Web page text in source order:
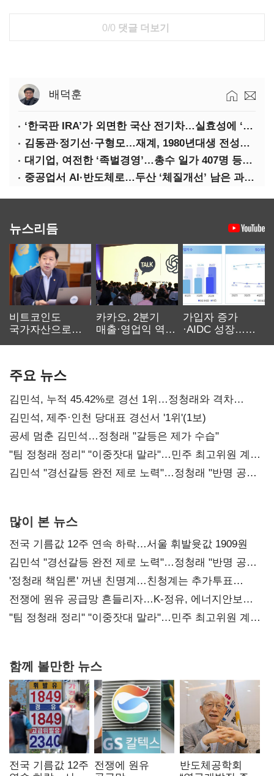
0/0 댓글 더보기
배덕훈
‘한국판 IRA’가 외면한 국산 전기차…실효성에 ‘의문’
김동관·정기선·구형모…재계, 1980년대생 전성시대
대기업, 여전한 ‘족벌경영’…총수 일가 407명 등기임원
중공업서 AI·반도체로…두산 ‘체질개선’ 남은 과제는
뉴스리듬
비트코인도
국가자산으로…'
카카오, 2분기
매출·영업익 역대
가입자 증가
·AIDC 성장…
주요 뉴스
김민석, 누적 45.42%로 경선 1위…정청래와 격차
0.86%p(2보)
김민석, 제주·인천 당대표 경선서 '1위'(1보)
공세 멈춘 김민석…정청래 "갈등은 제가 수습"
"팀 정청래 정리" "이중잣대 말라"…민주 최고위원 계파
다툼 격화
김민석 "경선갈등 완전 제로 노력"…정청래 "반명 공세
많이 본 뉴스
전국 기름값 12주 연속 하락…서울 휘발윳값 1909원
김민석 "경선갈등 완전 제로 노력"…정청래 "반명 공세
사과부터"
'정청래 책임론' 꺼낸 친명계…친청계는 추가투표
때리기
전쟁에 원유 공급망 흔들리자…K-정유, 에너지안보
핵심으로 재부상
"팀 정청래 정리" "이중잣대 말라"…민주 최고위원 계파
함께 볼만한 뉴스
전국 기름값 12주 전쟁에 원유
반도체공학회